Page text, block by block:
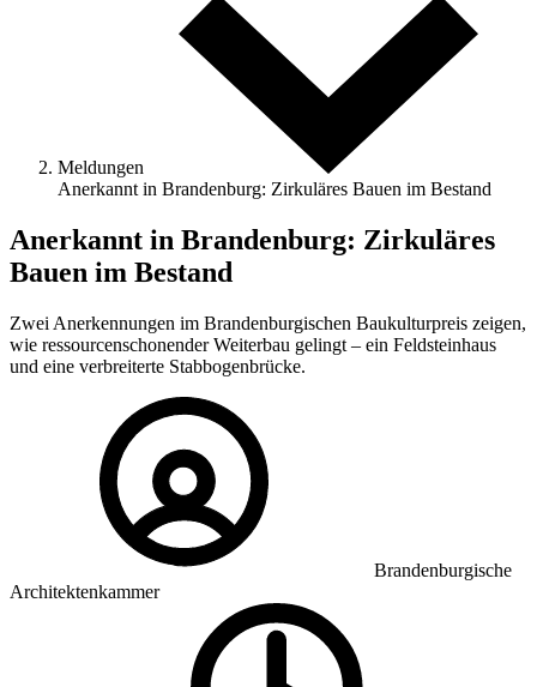
Meldungen
Anerkannt in Brandenburg: Zirkuläres Bauen im Bestand
Anerkannt in Brandenburg: Zirkuläres
Bauen im Bestand
Zwei Anerkennungen im Brandenburgischen Baukulturpreis zeigen,
wie ressourcenschonender Weiterbau gelingt – ein Feldsteinhaus
und eine verbreiterte Stabbogenbrücke.
Brandenburgische
Architektenkammer